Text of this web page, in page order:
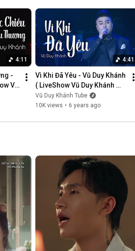
4:11
-
Vũ
)
4:41
Vì Khi Đã Yêu - Vũ Duy Khánh
( LiveShow Vũ Duy Khánh
2019 Phần 4/21 )
Vũ Duy Khánh Tube
10K views • 6 years ago